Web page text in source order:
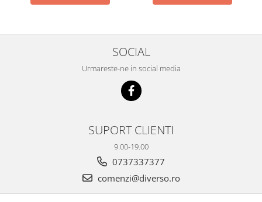
SOCIAL
Urmareste-ne in social media
SUPORT CLIENTI
9.00-19.00
0737337377
comenzi@diverso.ro